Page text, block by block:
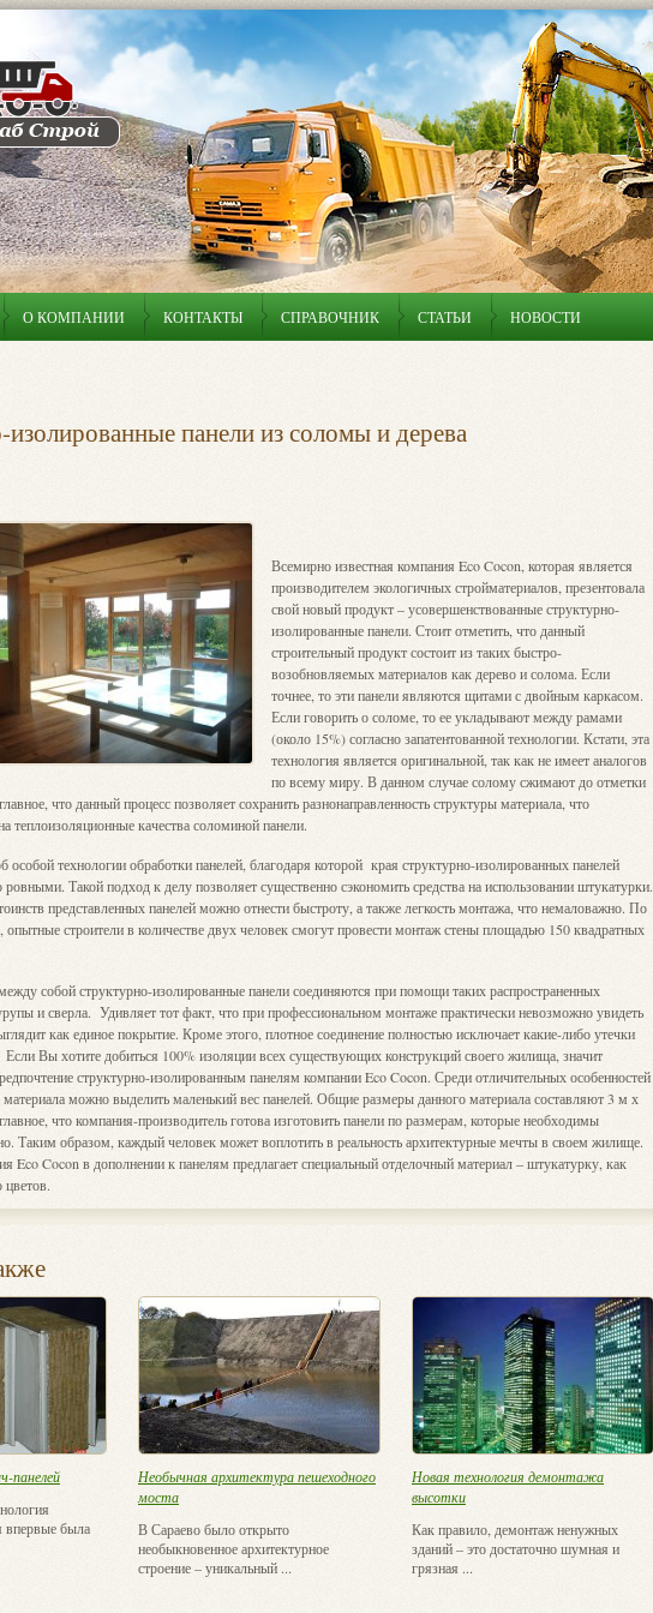
О КОМПАНИИ КОНТАКТЫ СПРАВОЧНИК СТАТЬИ НОВОСТИ
панели из соломы и дерева
Всемирно известная компания Eco Cocon, которая является
производителем экологичных стройматериалов, презентовала
свой новый продукт – усовершенствованные структурно-
изолированные панели. Стоит отметить, что данный
строительный продукт состоит из таких быстро-
возобновляемых материалов как дерево и солома. Если
точнее, то эти панели являются щитами с двойным каркасом.
Если говорить о соломе, то ее укладывают между рамами
(около 15%) согласно запатентованной технологии. Кстати, эта
технология является оригинальной, так как не имеет аналогов
по всему миру. В данном случае солому сжимают до отметки
что данный процесс позволяет сохранить разнонаправленность структуры материала, что
теплоизоляционные качества соломиной панели.
особой технологии обработки панелей, благодаря которой края структурно-изолированных панелей
Такой подход к делу позволяет существенно сэкономить средства на использовании штукатурки.
представленных панелей можно отнести быстроту, а также легкость монтажа, что немаловажно. По
опытные строители в количестве двух человек смогут провести монтаж стены площадью 150 квадратных
собой структурно-изолированные панели соединяются при помощи таких распространенных
и сверла. Удивляет тот факт, что при профессиональном монтаже практически невозможно увидеть
как единое покрытие. Кроме этого, плотное соединение полностью исключает какие-либо утечки
Вы хотите добиться 100% изоляции всех существующих конструкций своего жилища, значит
структурно-изолированным панелям компании Eco Cocon. Среди отличительных особенностей
материала можно выделить маленький вес панелей. Общие размеры данного материала составляют 3 м х
что компания-производитель готова изготовить панели по размерам, которые необходимы
Таким образом, каждый человек может воплотить в реальность архитектурные мечты в своем жилище.
Eco Cocon в дополнении к панелям предлагает специальный отделочный материал – штукатурку, как
цветов.
панелей
впервые была
Необычная архитектура пешеходного
моста
В Сараево было открыто
необыкновенное архитектурное
строение – уникальный ...
Новая технология демонтажа
высотки
Как правило, демонтаж ненужных
зданий – это достаточно шумная и
грязная ...